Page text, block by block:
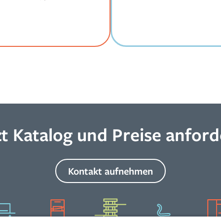
Katalog und Preise
Kontakt aufnehmen